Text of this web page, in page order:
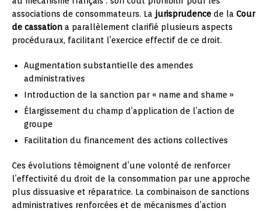
associations de consommateurs. La jurisprudence de la Cour
de cassation a parallèlement clarifié plusieurs aspects
procéduraux, facilitant l’exercice effectif de ce droit.
Augmentation substantielle des amendes
administratives
Introduction de la sanction par « name and shame »
Élargissement du champ d’application de l’action de
groupe
Facilitation du financement des actions collectives
Ces évolutions témoignent d’une volonté de renforcer
l’effectivité du droit de la consommation par une approche
plus dissuasive et réparatrice. La combinaison de sanctions
administratives renforcées et de mécanismes d’action